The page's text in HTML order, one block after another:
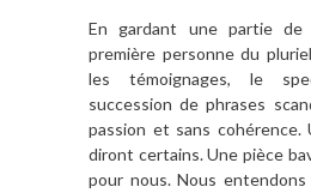
En gardant une partie
première personne du
les témoignages, le
succession de phrases
passion et sans cohérence.
diront certains. Une pièce
pour nous. Nous